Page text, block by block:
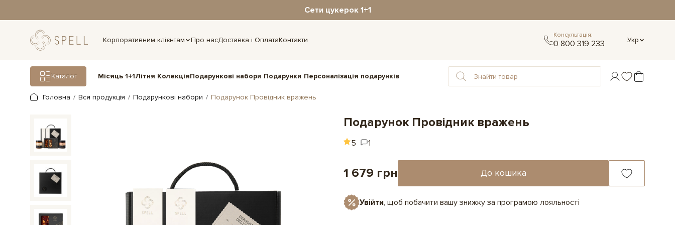
Сети цукерок 1+1
Корпоративним клієнтам Про насДоставка і ОплатаКонтакти
Консультація:
0 800 319 233 Укр
Каталог Місяць 1+1Літня КолекціяПодарункові набори Подарунки Персоналізація подарунків
Головна Вся продукція Подарункові набори Подарунок Провідник вражень
Подарунок Провідник вражень
5 1
1 679 грн До кошика
Увійти, щоб побачити вашу знижку за програмою лояльності